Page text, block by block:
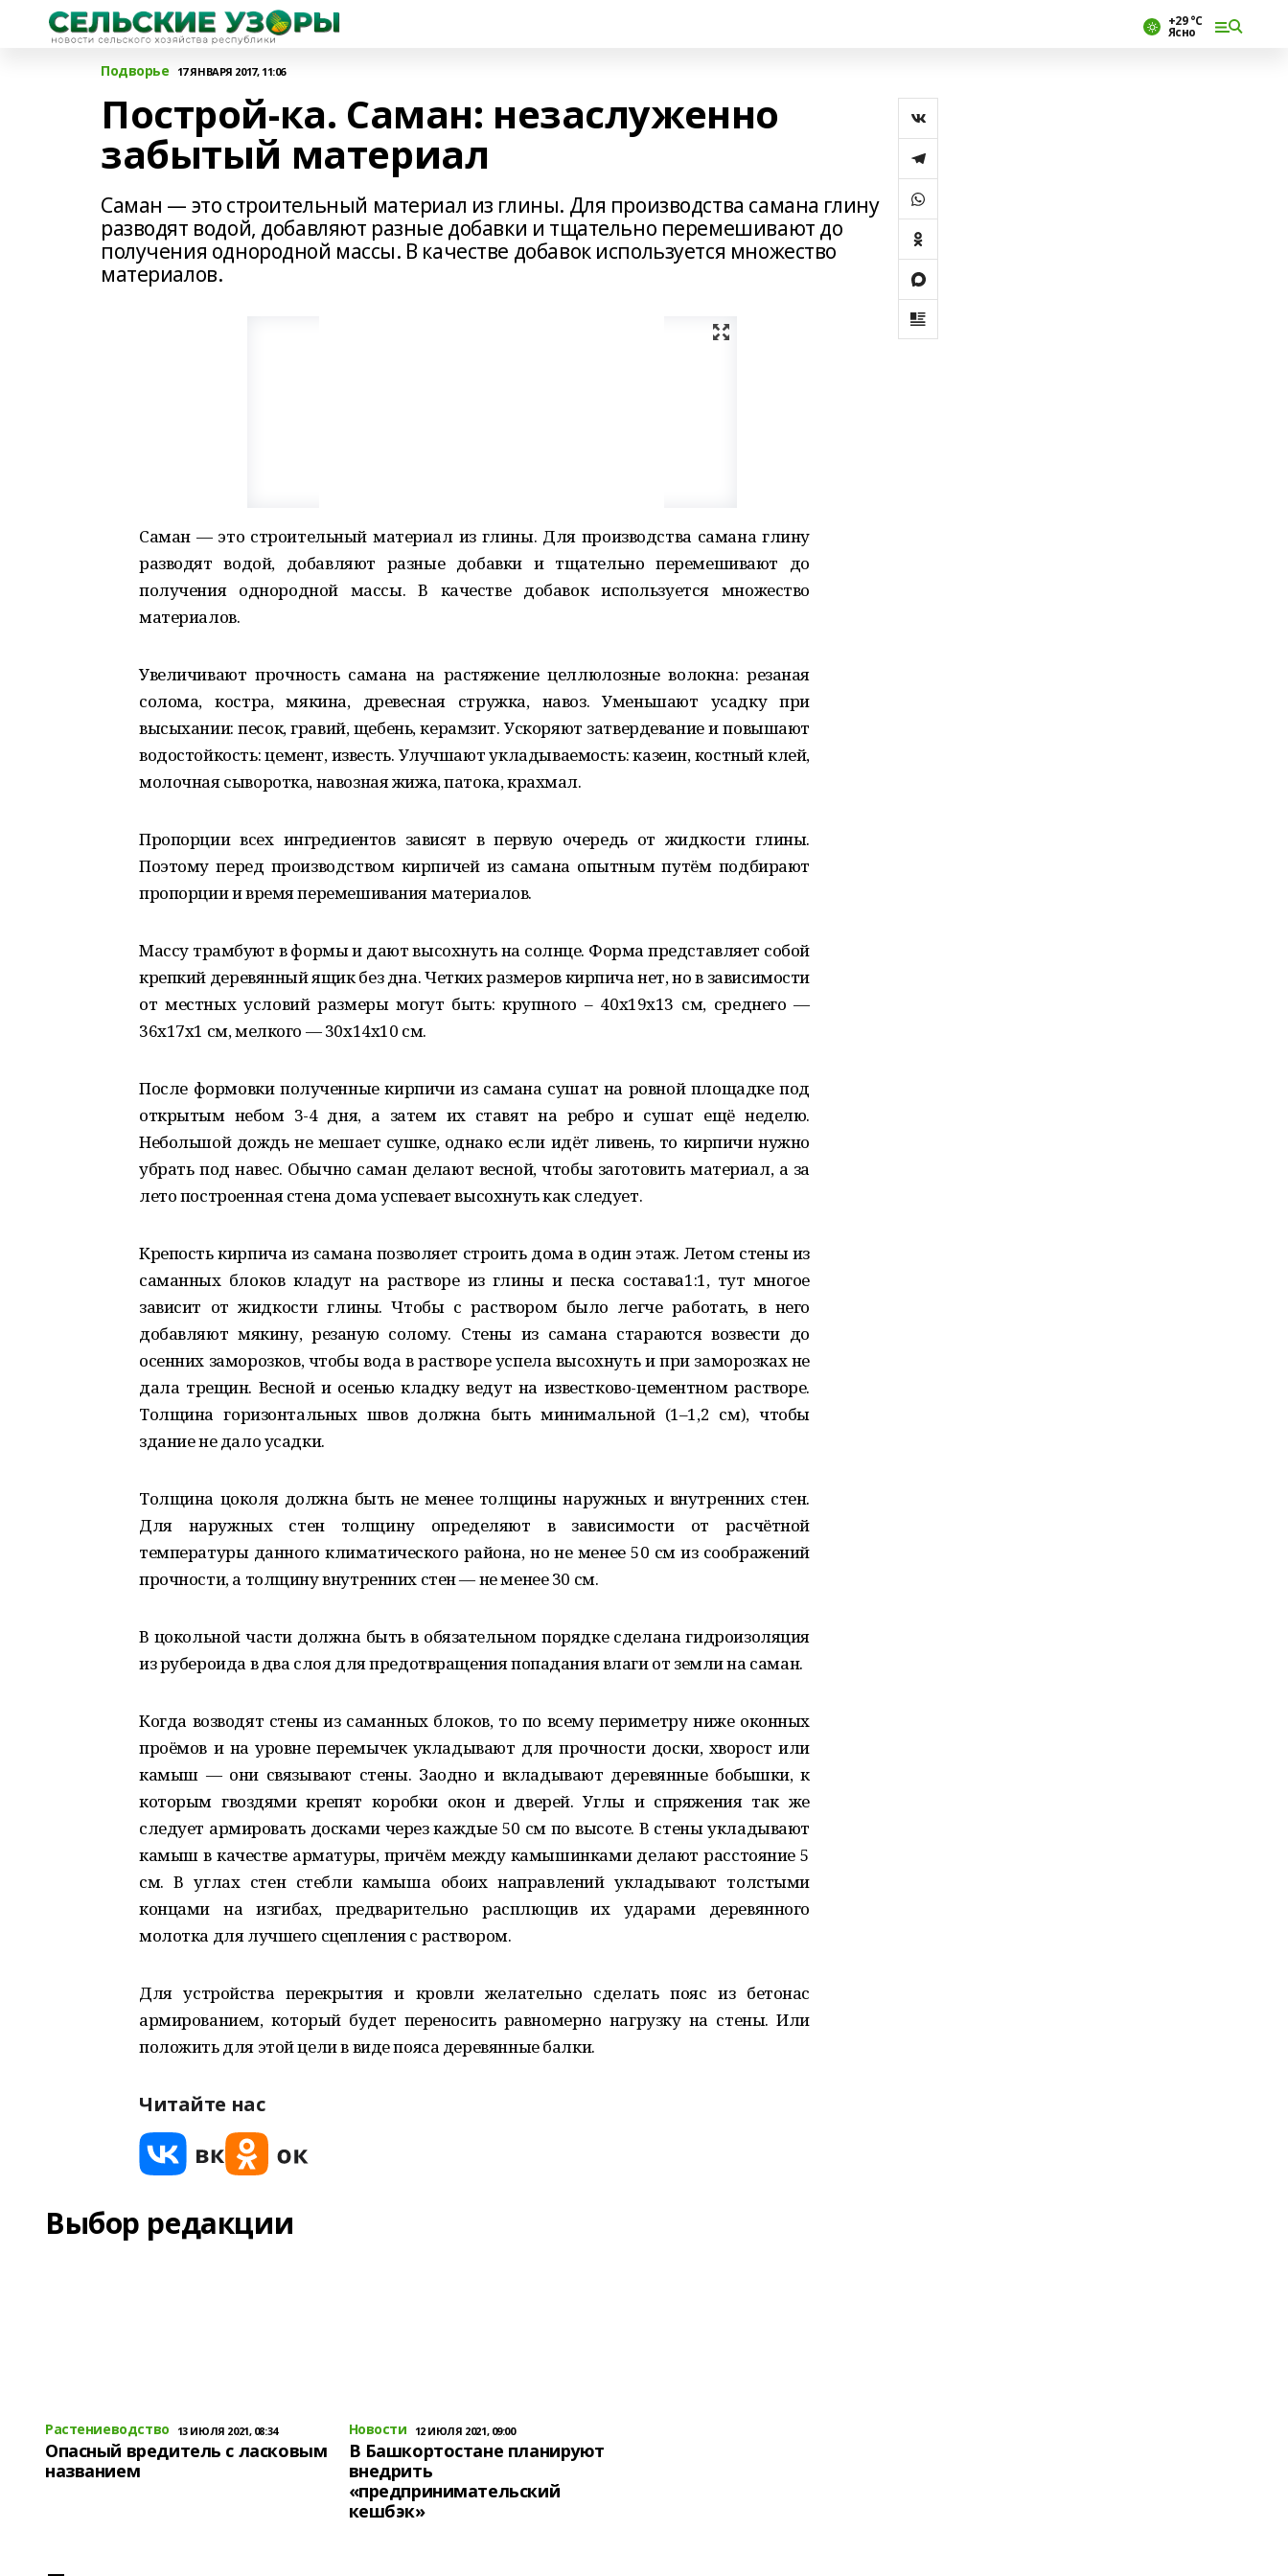
+29 °С
Ясно
Подворье 17 ЯНВАРЯ 2017, 11:06
Построй-ка. Саман: незаслуженно
забытый материал
Саман — это строительный материал из глины. Для производства самана глину
разводят водой, добавляют разные добавки и тщательно перемешивают до
получения однородной массы. В качестве добавок используется множество
материалов.
Саман — это строительный материал из глины. Для производства самана глину
разводят водой, добавляют разные добавки и тщательно перемешивают до
получения однородной массы. В качестве добавок используется множество
материалов.
Увеличивают прочность самана на растяжение целлюлозные волокна: резаная
солома, костра, мякина, древесная стружка, навоз. Уменьшают усадку при
высыхании: песок, гравий, щебень, керамзит. Ускоряют затвердевание и повышают
водостойкость: цемент, известь. Улучшают укладываемость: казеин, костный клей,
молочная сыворотка, навозная жижа, патока, крахмал.
Пропорции всех ингредиентов зависят в первую очередь от жидкости глины.
Поэтому перед производством кирпичей из самана опытным путём подбирают
пропорции и время перемешивания материалов.
Массу трамбуют в формы и дают высохнуть на солнце. Форма представляет собой
крепкий деревянный ящик без дна. Четких размеров кирпича нет, но в зависимости
от местных условий размеры могут быть: крупного – 40х19х13 см, среднего —
36х17х1 см, мелкого — 30х14х10 см.
После формовки полученные кирпичи из самана сушат на ровной площадке под
открытым небом 3-4 дня, а затем их ставят на ребро и сушат ещё неделю.
Небольшой дождь не мешает сушке, однако если идёт ливень, то кирпичи нужно
убрать под навес. Обычно саман делают весной, чтобы заготовить материал, а за
лето построенная стена дома успевает высохнуть как следует.
Крепость кирпича из самана позволяет строить дома в один этаж. Летом стены из
саманных блоков кладут на растворе из глины и песка состава1:1, тут многое
зависит от жидкости глины. Чтобы с раствором было легче работать, в него
добавляют мякину, резаную солому. Стены из самана стараются возвести до
осенних заморозков, чтобы вода в растворе успела высохнуть и при заморозках не
дала трещин. Весной и осенью кладку ведут на известково-цементном растворе.
Толщина горизонтальных швов должна быть минимальной (1–1,2 см), чтобы
здание не дало усадки.
Толщина цоколя должна быть не менее толщины наружных и внутренних стен.
Для наружных стен толщину определяют в зависимости от расчётной
температуры данного климатического района, но не менее 50 см из соображений
прочности, а толщину внутренних стен — не менее 30 см.
В цокольной части должна быть в обязательном порядке сделана гидроизоляция
из рубероида в два слоя для предотвращения попадания влаги от земли на саман.
Когда возводят стены из саманных блоков, то по всему периметру ниже оконных
проёмов и на уровне перемычек укладывают для прочности доски, хворост или
камыш — они связывают стены. Заодно и вкладывают деревянные бобышки, к
которым гвоздями крепят коробки окон и дверей. Углы и спряжения так же
следует армировать досками через каждые 50 см по высоте. В стены укладывают
камыш в качестве арматуры, причём между камышинками делают расстояние 5
см. В углах стен стебли камыша обоих направлений укладывают толстыми
концами на изгибах, предварительно расплющив их ударами деревянного
молотка для лучшего сцепления с раствором.
Для устройства перекрытия и кровли желательно сделать пояс из бетонас
армированием, который будет переносить равномерно нагрузку на стены. Или
положить для этой цели в виде пояса деревянные балки.
Читайте нас
Выбор редакции
Растениеводство 13 ИЮЛЯ 2021, 08:34
Опасный вредитель с ласковым
названием
Новости 12 ИЮЛЯ 2021, 09:00
В Башкортостане планируют
внедрить
«предпринимательский
кешбэк»